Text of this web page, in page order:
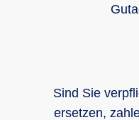
Sind Sie
ersetzen,